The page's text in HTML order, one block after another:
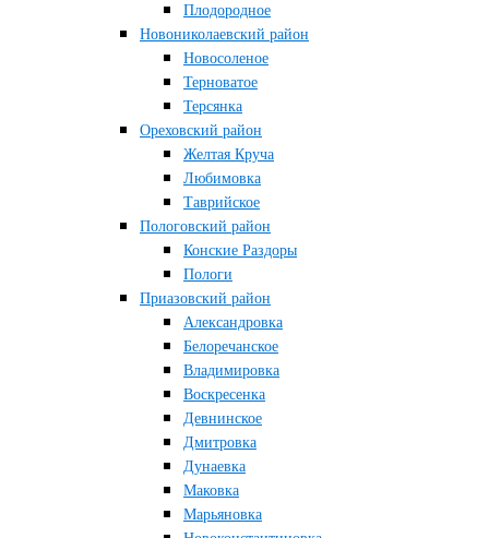
Плодородное
Новониколаевский район
Новосоленое
Терноватое
Терсянка
Ореховский район
Желтая Круча
Любимовка
Таврийское
Пологовский район
Конские Раздоры
Пологи
Приазовский район
Александровка
Белоречанское
Владимировка
Воскресенка
Девнинское
Дмитровка
Дунаевка
Маковка
Марьяновка